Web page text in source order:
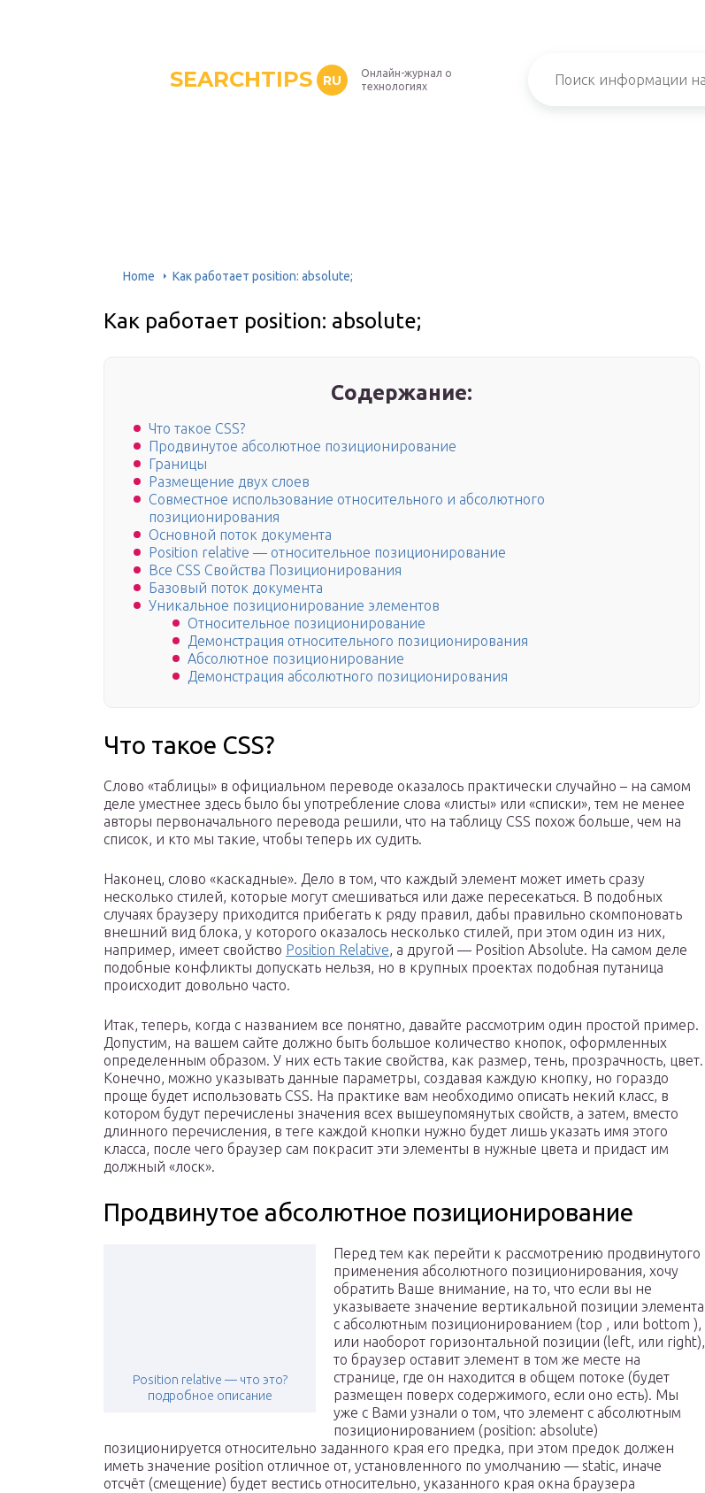
SEARCHTIPS RU
Онлайн-журнал о
технологиях
Home Как работает position: absolute;
Как работает position: absolute;
Содержание:
Что такое CSS?
Продвинутое абсолютное позиционирование
Границы
Размещение двух слоев
Совместное использование относительного и абсолютного
позиционирования
Основной поток документа
Position relative — относительное позиционирование
Все CSS Свойства Позиционирования
Базовый поток документа
Уникальное позиционирование элементов
Относительное позиционирование
Демонстрация относительного позиционирования
Абсолютное позиционирование
Демонстрация абсолютного позиционирования
Что такое CSS?
Слово «таблицы» в официальном переводе оказалось практически случайно – на самом
деле уместнее здесь было бы употребление слова «листы» или «списки», тем не менее
авторы первоначального перевода решили, что на таблицу CSS похож больше, чем на
список, и кто мы такие, чтобы теперь их судить.
Наконец, слово «каскадные». Дело в том, что каждый элемент может иметь сразу
несколько стилей, которые могут смешиваться или даже пересекаться. В подобных
случаях браузеру приходится прибегать к ряду правил, дабы правильно скомпоновать
внешний вид блока, у которого оказалось несколько стилей, при этом один из них,
например, имеет свойство Position Relative, а другой — Position Absolute. На самом деле
подобные конфликты допускать нельзя, но в крупных проектах подобная путаница
происходит довольно часто.
Итак, теперь, когда с названием все понятно, давайте рассмотрим один простой пример.
Допустим, на вашем сайте должно быть большое количество кнопок, оформленных
определенным образом. У них есть такие свойства, как размер, тень, прозрачность, цвет.
Конечно, можно указывать данные параметры, создавая каждую кнопку, но гораздо
проще будет использовать CSS. На практике вам необходимо описать некий класс, в
котором будут перечислены значения всех вышеупомянутых свойств, а затем, вместо
длинного перечисления, в теге каждой кнопки нужно будет лишь указать имя этого
класса, после чего браузер сам покрасит эти элементы в нужные цвета и придаст им
должный «лоск».
Продвинутое абсолютное позиционирование
Position relative — что это?
подробное описание
Перед тем как перейти к рассмотрению продвинутого
применения абсолютного позиционирования, хочу
обратить Ваше внимание, на то, что если вы не
указываете значение вертикальной позиции элемента
с абсолютным позиционированием (top , или bottom ),
или наоборот горизонтальной позиции (left, или right),
то браузер оставит элемент в том же месте на
странице, где он находится в общем потоке (будет
размещен поверх содержимого, если оно есть). Мы
уже с Вами узнали о том, что элемент с абсолютным
позиционированием (position: absolute)
позиционируется относительно заданного края его предка, при этом предок должен
иметь значение position отличное от, установленного по умолчанию — static, иначе
отсчёт (смещение) будет вестись относительно, указанного края окна браузера